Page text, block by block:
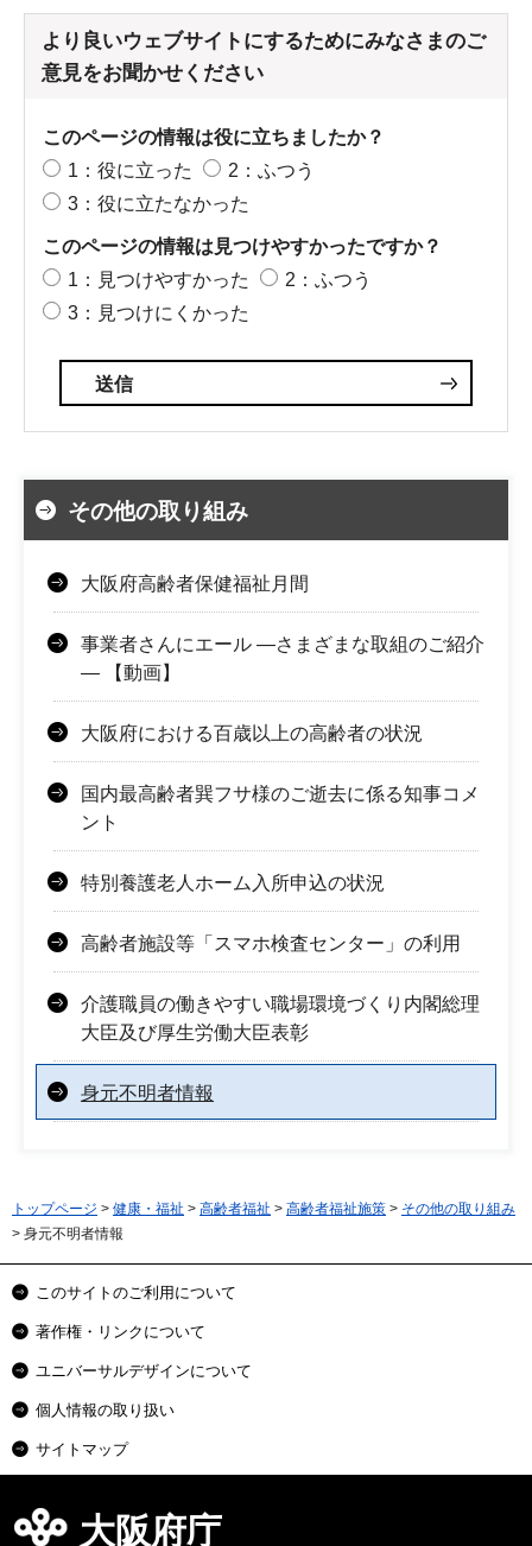
より良いウェブサイトにするためにみなさまのご
意見をお聞かせください
このページの情報は役に立ちましたか？
1：役に立った
2：ふつう
3：役に立たなかった
このページの情報は見つけやすかったですか？
1：見つけやすかった
2：ふつう
3：見つけにくかった
その他の取り組み
大阪府高齢者保健福祉月間
事業者さんにエール ―さまざまな取組のご紹介
― 【動画】
大阪府における百歳以上の高齢者の状況
国内最高齢者巽フサ様のご逝去に係る知事コメ
ント
特別養護老人ホーム入所申込の状況
高齢者施設等「スマホ検査センター」の利用
介護職員の働きやすい職場環境づくり内閣総理
大臣及び厚生労働大臣表彰
身元不明者情報
トップページ > 健康・福祉 > 高齢者福祉 > 高齢者福祉施策 > その他の取り組み
> 身元不明者情報
このサイトのご利用について
著作権・リンクについて
ユニバーサルデザインについて
個人情報の取り扱い
サイトマップ
大阪府庁